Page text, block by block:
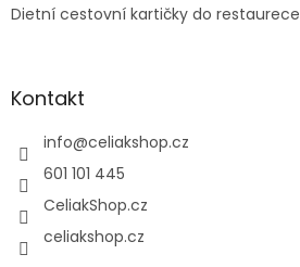
Dietní cestovní kartičky do restaurece
Kontakt
info@celiakshop.cz
601 101 445
CeliakShop.cz
celiakshop.cz